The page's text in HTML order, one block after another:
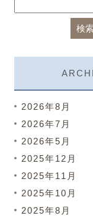
2026年8月
2026年7月
2026年5月
2025年12月
2025年11月
2025年10月
2025年8月